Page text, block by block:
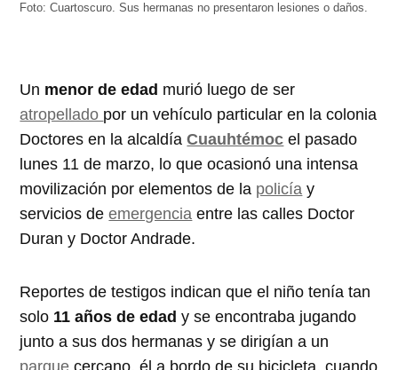
Foto: Cuartoscuro. Sus hermanas no presentaron lesiones o daños.
Un menor de edad murió luego de ser
atropellado por un vehículo particular en la colonia
Doctores en la alcaldíaCuauhtémoc el pasado
lunes 11 de marzo, lo que ocasionó una intensa
movilización por elementos de la policía y
servicios deemergencia entre las calles Doctor
Duran y Doctor Andrade.
Reportes de testigos indican que el niño tenía tan
solo 11 años de edad y se encontraba jugando
junto a sus dos hermanas y se dirigían a un
parque cercano, él a bordo de su bicicleta, cuando